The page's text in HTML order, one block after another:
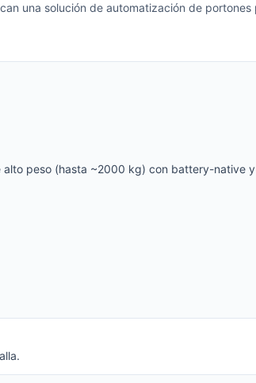
una solución de automatización de
peso (hasta ~2000 kg) con battery-native